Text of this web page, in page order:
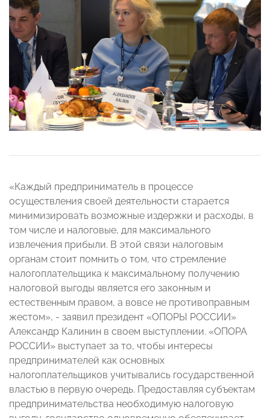
«Каждый предприниматель в процессе
осуществления своей деятельности старается
минимизировать возможные издержки и расходы, в
том числе и налоговые, для максимального
извлечения прибыли. В этой связи налоговым
органам стоит помнить о том, что стремление
налогоплательщика к максимальному получению
налоговой выгоды является его законным и
естественным правом, а вовсе не противоправным
жестом», - заявил президент «ОПОРЫ РОССИИ»
Александр Калинин в своем выступлении. «ОПОРА
РОССИИ» выступает за то, чтобы интересы
предпринимателей как основных
налогоплательщиков учитывались государственной
властью в первую очередь. Предоставляя субъектам
предпринимательства необходимую налоговую